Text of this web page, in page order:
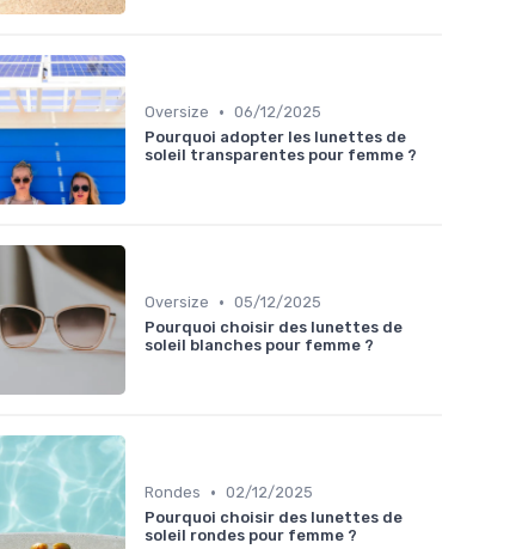
Oversize • 06/12/2025
Pourquoi adopter les lunettes de
soleil transparentes pour femme ?
Oversize • 05/12/2025
Pourquoi choisir des lunettes de
soleil blanches pour femme ?
Rondes • 02/12/2025
Pourquoi choisir des lunettes de
soleil rondes pour femme ?